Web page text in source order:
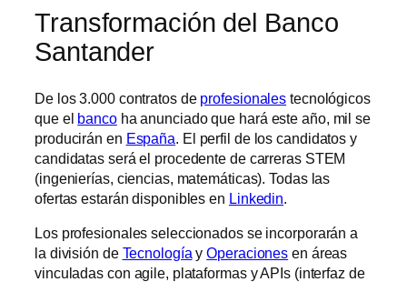
Transformación del Banco
Santander
De los 3.000 contratos de profesionales tecnológicos
que el bancoha anunciado que hará este año, mil se
producirán en España . El perfil de los candidatos y
candidatas será el procedente de carreras STEM
(ingenierías, ciencias, matemáticas). Todas las
ofertas estarán disponibles en Linkedin
Los profesionales seleccionados se incorporarán a
la división de Tecnología yOperaciones en áreas
vinculadas con agile, plataformas y APIs (interfaz de